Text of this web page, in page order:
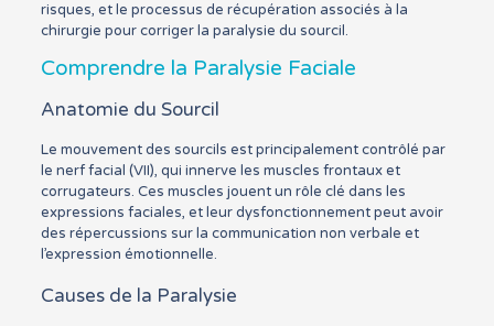
risques, et le processus de récupération associés à la
chirurgie pour corriger la paralysie du sourcil.
Comprendre la Paralysie Faciale
Anatomie du Sourcil
Le mouvement des sourcils est principalement contrôlé par
le nerf facial (VII), qui innerve les muscles frontaux et
corrugateurs. Ces muscles jouent un rôle clé dans les
expressions faciales, et leur dysfonctionnement peut avoir
des répercussions sur la communication non verbale et
l’expression émotionnelle.
Causes de la Paralysie